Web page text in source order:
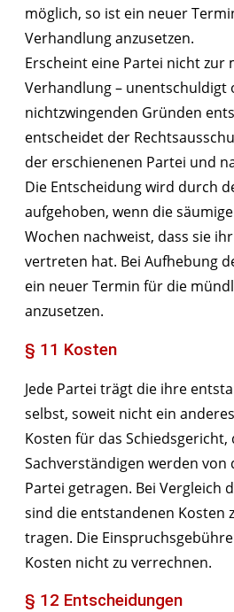
möglich, so ist ein neuer
Verhandlung anzusetzen.
Erscheint eine Partei nicht zur
Verhandlung – unentschuldigt
nichtzwingenden Gründen
entscheidet der
der erschienenen Partei und
Die Entscheidung wird durch
aufgehoben, wenn die
Wochen nachweist, dass sie
vertreten hat. Bei Aufhebung
ein neuer Termin für die
anzusetzen.
§ 11 Kosten
Jede Partei trägt die ihre
selbst, soweit nicht ein
Kosten für das Schiedsgericht,
Sachverständigen werden
Partei getragen. Bei Vergleich
sind die entstandenen Kosten
tragen. Die
Kosten nicht zu verrechnen.
§ 12 Entscheidungen